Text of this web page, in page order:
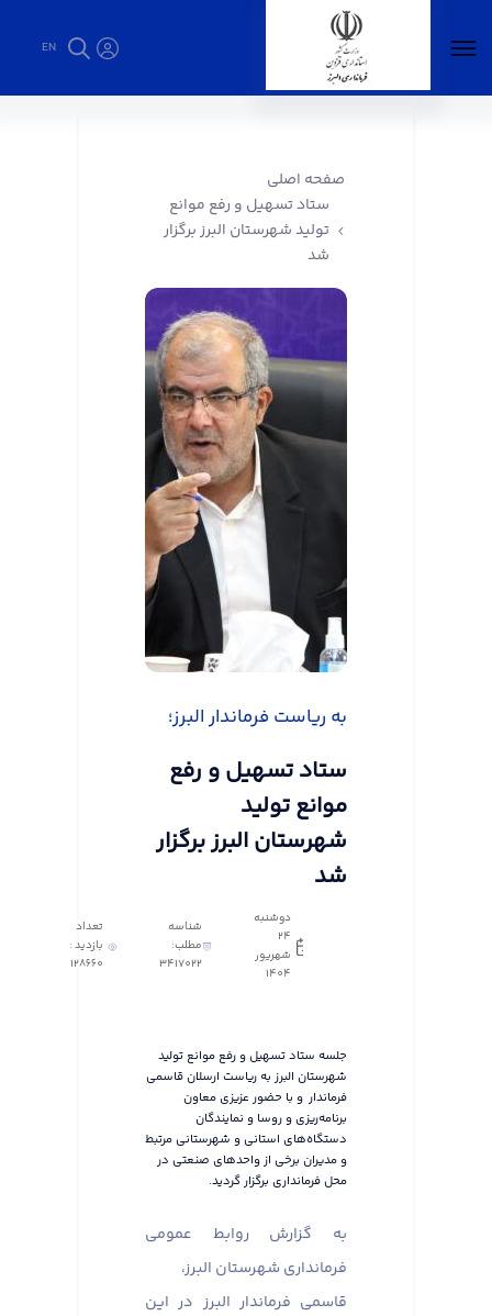
EN
صفحه اصلی
ستاد تسهیل و رفع موانع
تولید شهرستان البرز برگزار
شد
به ریاست فرماندار البرز؛
ستاد تسهیل و رفع
موانع تولید
شهرستان البرز برگزار
شد
دوشنبه
24
شهریور
1404
شناسه
مطلب:
3417022
تعداد
بازدید :
128660
جلسه ستاد تسهیل و رفع موانع تولید
شهرستان البرز به ریاست ارسلان قاسمی
فرماندار و با حضور عزیزی معاون
برنامه‌ریزی و روسا و نمایندگان
دستگاه‌های استانی و شهرستانی مرتبط
و مدیران برخی از واحدهای صنعتی در
محل فرمانداری برگزار گردید.
به گزارش روابط عمومی
فرمانداری شهرستان البرز،
قاسمی فرماندار البرز در این